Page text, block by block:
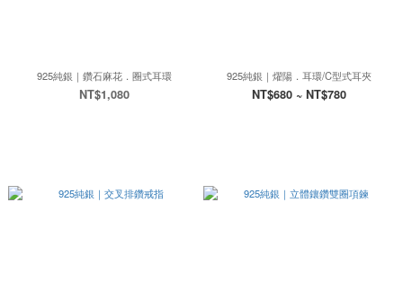
925純銀｜鑽石麻花．圈式耳環
NT$1,080
925純銀｜燿陽．耳環/C型式耳夾
NT$680 ~ NT$780